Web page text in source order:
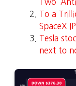
Two
To a
SpaceX
Tesla
next to